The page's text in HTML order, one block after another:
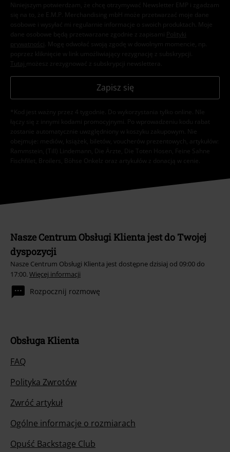
Niniejszym potwierdzam, że chcę otrzymywać Newsletter EMP i zgadzam
się na to, że E.M.P. Merchandising mbH może przetwarzać moje dane
osobowe i wysyłać mi regularnie informacje o swoich produktach. Moje
dane osobowe będą przetwarzane zgodnie z zapisami
Polityki
prywatności . Mogę odwołać swoją zgodę w dowolnym momencie, np.
poprzez kliknięcie w link umożliwiający rezygnację z subskrypcji.
Tutaj możesz zrezygnować z subskrypcji newslettera.
Zapisz się
*Kod jest ważny przez 4 tygodnie. Do wykorzystania tylko online. NIe
łączy się z innymi kodami promocyjnymi. Po wprowadzeniu kodu rabat
zostanie automatycznie uwzględniony w koszyku zakupowym. Nie
obejmuje: mediów, książek, biletów, voucherów prezentowych, artykułów:
Rammstein, (Till) Lindemann, Die Ärzte, Die Toten Hosen, Feine Sahne
Fischfilet, Broilers, Böhse Onkelz oraz artykułów z donacją w cenie.
Nasze Centrum Obsługi Klienta jest do Twojej
dyspozycji
Nasze Centrum Obsługi Klienta jest dostępne dzisiaj od 09:00 do
17:00. Więcej informacji
Rozpocznij rozmowę
Obsługa Klienta
FAQ
Polityka Zwrotów
Zwróć artykuł
Ogólne informacje o rozmiarach
Opuść Backstage Club